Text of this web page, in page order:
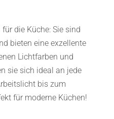
die Küche: Sie sind
bieten eine exzellente
Lichtfarben und
sie sich ideal an jede
bis zum
für moderne Küchen!